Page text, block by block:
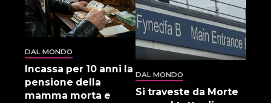
DAL MONDO
Incassa per 10 anni la
pensione della
mamma morta e
DAL MONDO
Si traveste da Morte